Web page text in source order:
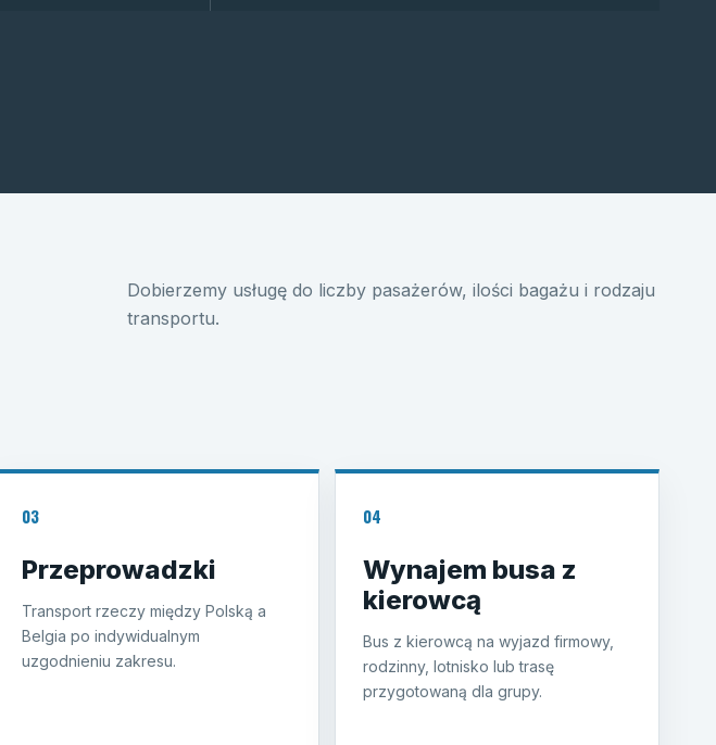
Dobierzemy usługę do liczby pasażerów, ilości bagażu i rodzaju
transportu.
03
Przeprowadzki
Transport rzeczy między Polską a
Belgia po indywidualnym
uzgodnieniu zakresu.
04
Wynajem busa z
kierowcą
Bus z kierowcą na wyjazd firmowy,
rodzinny, lotnisko lub trasę
przygotowaną dla grupy.